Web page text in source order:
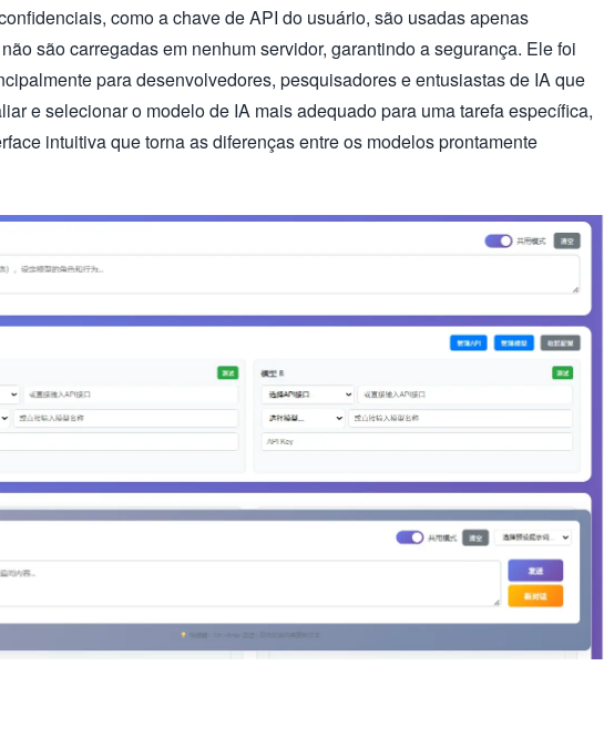
como a chave de API do usuário, são usadas apenas
são carregadas em nenhum servidor, garantindo a segurança. Ele foi
para desenvolvedores, pesquisadores e entusiastas de IA que
e selecionar o modelo de IA mais adequado para uma tarefa específica,
intuitiva que torna as diferenças entre os modelos prontamente